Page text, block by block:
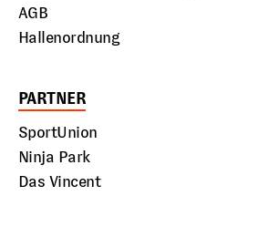
AGB
Hallenordnung
PARTNER
SportUnion
Ninja Park
Das Vincent